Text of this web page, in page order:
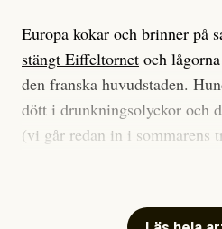
Europa kokar och brinner på
stängt Eiffeltornet och
den franska huvudstaden.
dött i drunkningsolyckor och
(vi går redan in i sommarens
Har du också panik i hettan?